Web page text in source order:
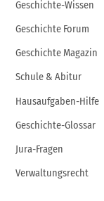
Geschichte-Wissen
Geschichte Forum
Geschichte Magazin
Schule & Abitur
Hausaufgaben-Hilfe
Geschichte-Glossar
Jura-Fragen
Verwaltungsrecht